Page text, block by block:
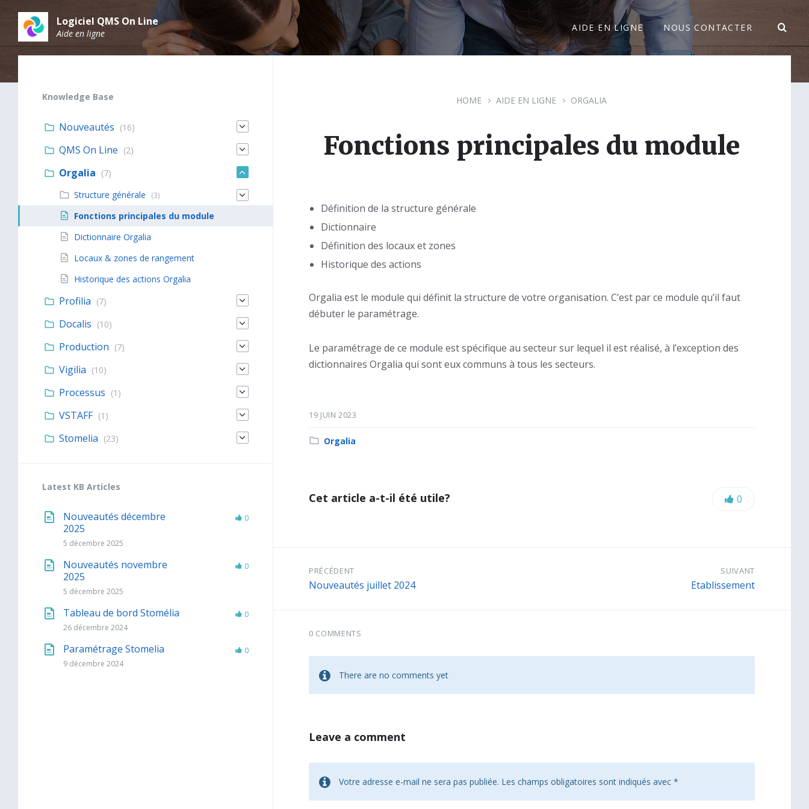
content
navigation
footer
Logiciel QMS On Line
Aide en ligne
AIDE EN LIGNE NOUS CONTACTER
HOME AIDE EN LIGNE ORGALIA
Fonctions principales du module
Définition de la structure générale
Dictionnaire
Définition des locaux et zones
Historique des actions
Orgalia est le module qui définit la structure de votre organisation. C’est par ce module qu’il faut
débuter le paramétrage.
Le paramétrage de ce module est spécifique au secteur sur lequel il est réalisé, à l’exception des
dictionnaires Orgalia qui sont eux communs à tous les secteurs.
19 JUIN 2023
Category:
Orgalia
Cet article a-t-il été utile? Likes:
0
PRÉCÉDENT
Nouveautés juillet 2024
SUIVANT
Etablissement
0 COMMENTS
There are no comments yet
Leave a comment
Votre adresse e-mail ne sera pas publiée. Les champs obligatoires sont indiqués avec *
Knowledge Base
Nouveautés (16)
QMS On Line (2)
Orgalia (7)
Structure générale
(3)
Fonctions principales du module
Dictionnaire Orgalia
Locaux & zones de rangement
Historique des actions Orgalia
Profilia (7)
Docalis (10)
Production (7)
Vigilia (10)
Processus (1)
VSTAFF (1)
Stomelia (23)
Latest KB Articles
Nouveautés décembre
2025
5 décembre 2025
0
Nouveautés novembre
2025
5 décembre 2025
0
Tableau de bord Stomélia
26 décembre 2024
0
Paramétrage Stomelia
9 décembre 2024
0